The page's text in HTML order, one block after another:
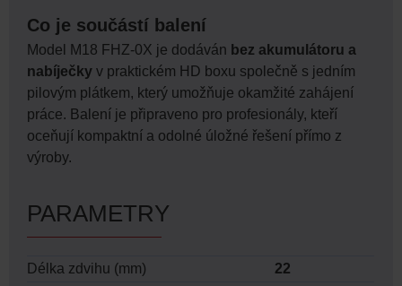
Co je součástí balení
Model M18 FHZ-0X je dodáván bez akumulátoru a
nabíječky v praktickém HD boxu společně s jedním
pilovým plátkem, který umožňuje okamžité zahájení
práce. Balení je připraveno pro profesionály, kteří
oceňují kompaktní a odolné úložné řešení přímo z
výroby.
PARAMETRY
Délka zdvihu (mm)
22